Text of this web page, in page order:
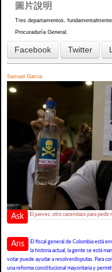
圖片說明
Tres departamentos,
Procuraduría General.
Facebook Twitter
Samuel Garcia
Ask El jueves, otro cacerolazo para
Ans
El fiscal general de Colombia está
la historia actual, la gente se está
votar puede ayudar a resolverdisputas. Para
una reforma constitucional mayoritaria y